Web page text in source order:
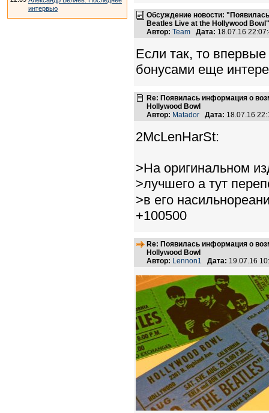
интервью
Обсуждение новости:
Beatles Live at the Hollywood Bowl"
Автор: Team Дата: 18.07.16
Если так, то
бонусами еще
Re: Появилась информация о
Hollywood Bowl
Автор: Matador Дата: 18.07.16
2McLenHarSt:
>На оригинальном
>лучшего а тут
>в его
+100500
Re: Появилась информация о
Hollywood Bowl
Автор: Lennon1 Дата: 19.07.16